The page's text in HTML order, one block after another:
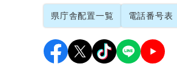
県庁舎配置一覧 電話番号表